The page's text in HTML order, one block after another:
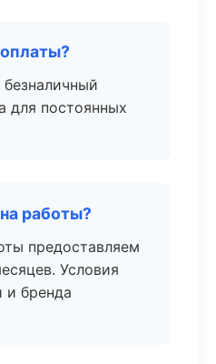
для постоянных
работы?
предоставляем
Условия
и бренда